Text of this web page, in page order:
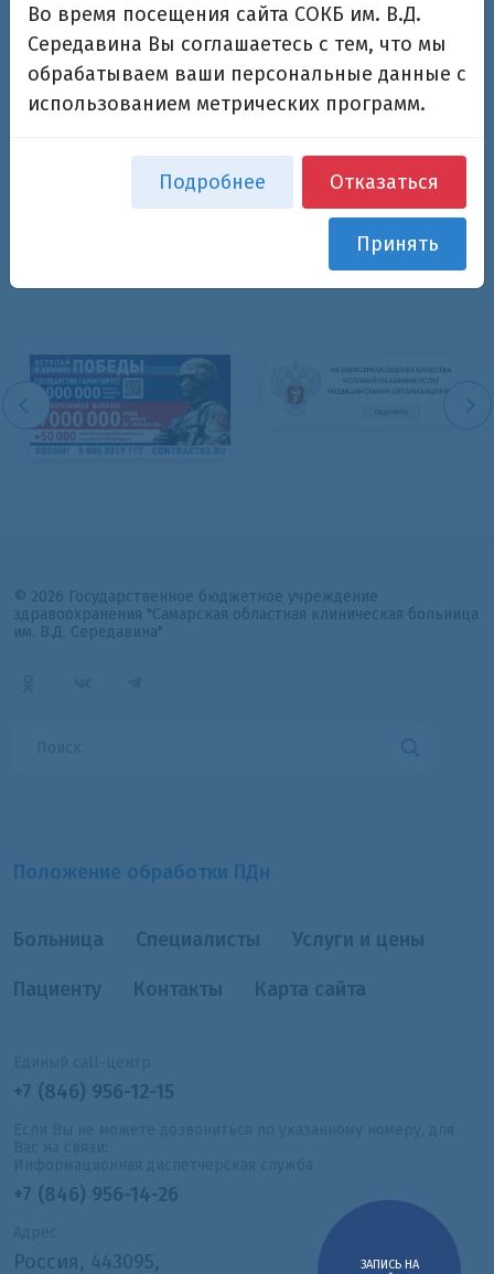
врач-нефролог
Дополнительная информация
врач-нефролог
Отделение диализа №1
© 2026 Государственное бюджетное учреждение
здравоохранения "Самарская областная клиническая больница
им. В.Д. Середавина"
Положение обработки ПДн
Больница Специалисты Услуги и цены
Пациенту Контакты Карта сайта
+7 (846) 956-12-15
+7 (846) 956-14-26
Россия, 443095,
Во время посещения сайта СОКБ им. В.Д.
Середавина Вы соглашаетесь с тем, что мы
обрабатываем ваши персональные данные с
использованием метрических программ.
Подробнее Отказаться
Принять
ЗАПИСЬ НА